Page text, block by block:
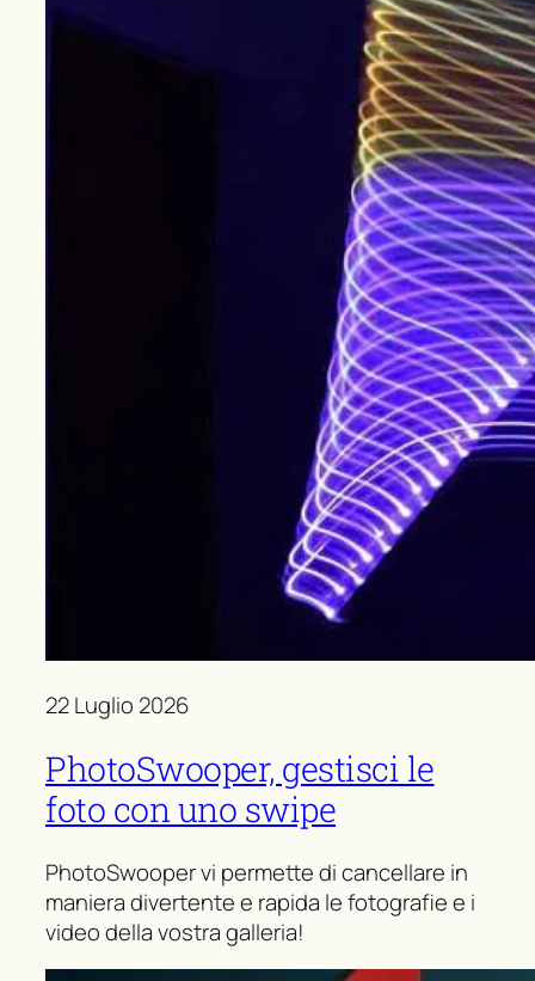
22 Luglio 2026
PhotoSwooper, gestisci le
foto con uno swipe
PhotoSwooper vi permette di cancellare in
maniera divertente e rapida le fotografie e i
video della vostra galleria!